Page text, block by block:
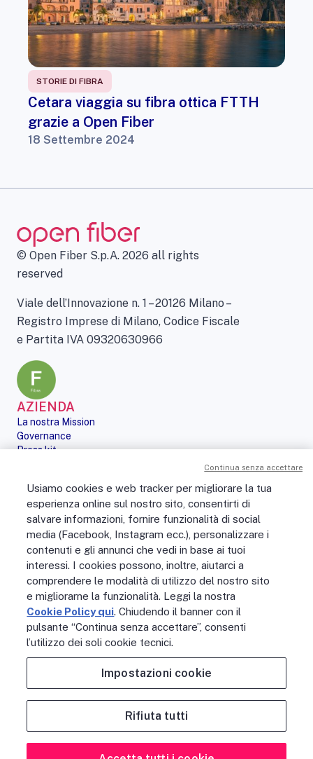
STORIE DI FIBRA
Cetara viaggia su fibra ottica FTTH
grazie a Open Fiber
18 Settembre 2024
© Open Fiber S.p.A. 2026 all rights
reserved
Viale dell’Innovazione n. 1 – 20126 Milano –
Registro Imprese di Milano, Codice Fiscale
e Partita IVA 09320630966
AZIENDA
La nostra Mission
Governance
Press kit
Digital Services Act
PERSONE
No Fibra? No Party!
Posizioni aperte
La vita in Open Fiber
Lavora con noi
La nostra cultura
MONDO OPEN FIBER
Supporto
Assistenza scavi
Open Fiber Network Solutions
Area Riservata Operatori
NOTE LEGALIACCESSIBILITÀPRIVACY POLICYCOOKIE POLICYCREDITS
SITEMAPPREFERENZE COOKIE
Usiamo cookies e web tracker per migliorare la tua
esperienza online sul nostro sito, consentirti di
salvare informazioni, fornire funzionalità di social
media (Facebook, Instagram ecc.), personalizzare i
contenuti e gli annunci che vedi in base ai tuoi
interessi. I cookies possono, inoltre, aiutarci a
comprendere le modalità di utilizzo del nostro sito
e migliorarne la funzionalità. Leggi la nostra
Cookie Policy qui. Chiudendo il banner con il
pulsante “Continua senza accettare”, consenti
l’utilizzo dei soli cookie tecnici.
Impostazioni cookie
Rifiuta tutti
Continua senza accettare